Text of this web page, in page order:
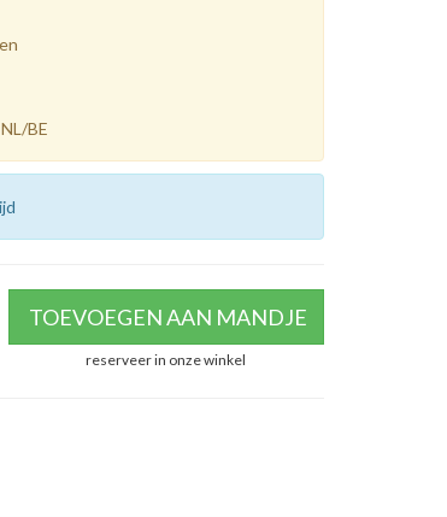
BE
TOEVOEGEN AAN MANDJE
reserveer in onze winkel